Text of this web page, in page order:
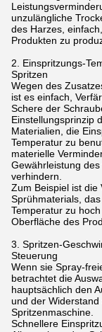
unzulängliche
des Harzes,
Produkten zu
2. Einspritzungs-
Spritzen
Wegen des
ist es einfach,
Schere der
Einstellungsprinzip
Materialien, die
Temperatur zu
materielle
Gewährleistung
verhindern.
Zum Beispiel ist die
Sprühmaterials,
Temperatur zu
Oberfläche des
3. Spritzen-
Steuerung
Wenn sie Spray-
betrachtet die
hauptsächlich den
und der
Spritzenmaschine.
Schnellere